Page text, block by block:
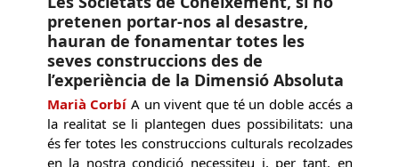
pretenen portar-nos al desastre,
hauran de fonamentar totes les
seves construccions des de
l’experiència de la Dimensió Absoluta
Marià Corbí A un vivent que té un doble accés a
la realitat se li plantegen dues possibilitats: una
és fer totes les construccions culturals recolzades
en la nostra condició necessiteu i, per tant, en